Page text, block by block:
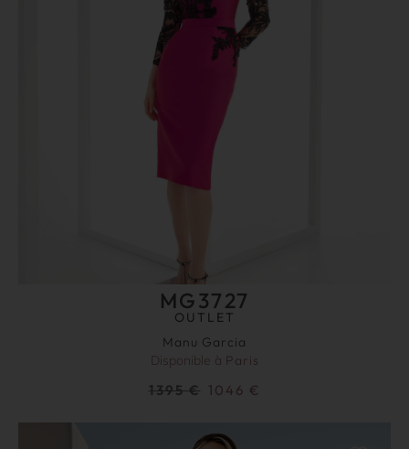
MG3727
OUTLET
Manu Garcia
Disponible à Paris
1395€ 1046 €